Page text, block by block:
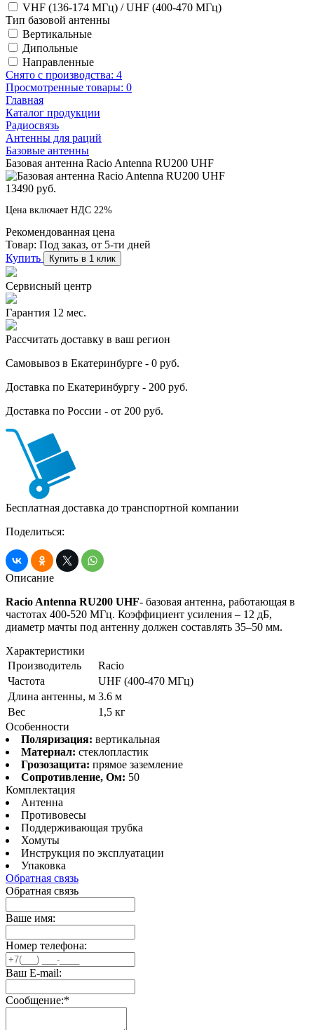
VHF (136-174 МГц) / UHF (400-470 МГц)
Тип базовой антенны
Вертикальные
Дипольные
Направленные
Снято с производства: 4
Просмотренные товары: 0
Главная
Каталог продукции
Радиосвязь
Антенны для раций
Базовые антенны
Базовая антенна Racio Antenna RU200 UHF
13490 руб.
Цена включает НДС 22%
Рекомендованная цена
Товар: Под заказ, от 5-ти дней
Купить
Купить в 1 клик
Сервисный центр
Гарантия 12 мес.
Рассчитать доставку в ваш регион
Самовывоз в Екатеринбурге - 0 руб.
Доставка по Екатеринбургу - 200 руб.
Доставка по России - от 200 руб.
Бесплатная доставка до транспортной компании
Поделиться:
Описание
Racio Antenna RU200 UHF- базовая антенна, работающая в
частотах 400-520 МГц. Коэффициент усиления – 12 дБ,
диаметр мачты под антенну должен составлять 35–50 мм.
Характеристики
Производитель
Racio
Частота
UHF (400-470 МГц)
Длина антенны, м 3.6 м
Вес
1,5 кг
Особенности
Поляризация: вертикальная
Материал: стеклопластик
Грозозащита: прямое заземление
Сопротивление, Ом: 50
Комплектация
Антенна
Противовесы
Поддерживающая трубка
Хомуты
Инструкция по эксплуатации
Упаковка
Обратная связь
Обратная связь
Ваше имя:
Номер телефона:
Ваш E-mail:
Сообщение:*